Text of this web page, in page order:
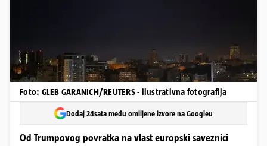
Foto: GLEB GARANICH/REUTERS - ilustrativna fotografija
Dodaj 24sata među omiljene izvore na Googleu
Od Trumpovog povratka na vlast europski saveznici